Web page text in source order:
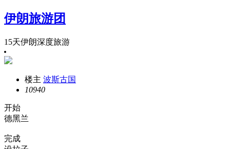
伊朗旅游团
15天伊朗深度旅游
楼主 波斯古国
10940
开始
德黑兰
完成